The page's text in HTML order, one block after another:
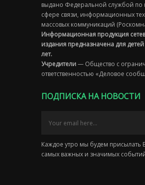
выдано Федеральной службой по
сфере связи, информационных
массовых коммуникаций
Информационная продукция
издания предназначена для
лет.
Учредители— Общество с
ответственностью «Деловое
ПОДПИСКА НА НОВОСТИ
Каждое утро мы будем присылать
самых важных и значимых